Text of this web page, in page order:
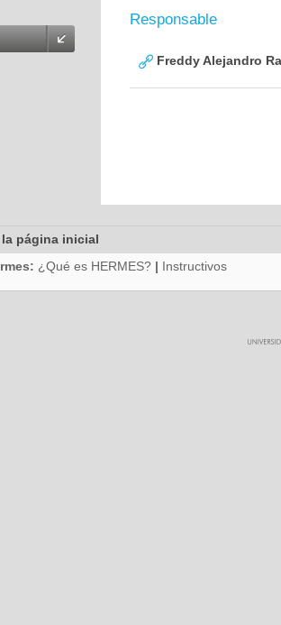
Responsable
Freddy Alejandro
la página inicial
¿Qué es HERMES? | Instructivos